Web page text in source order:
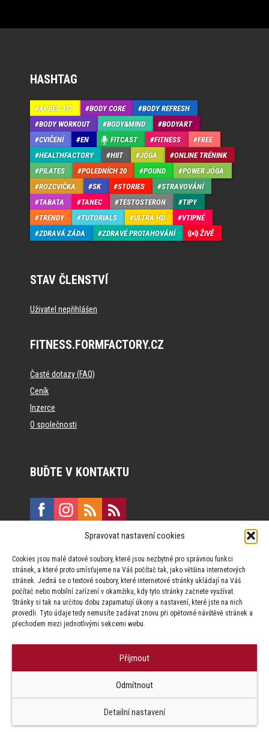
Spravovat nastavení cookies
Cookies jsou malé datové soubory, které jsou nezbytné pro správnou funkci
stránek, a které proto umísťujeme na Váš počítač tak, jako většina internetových
stránek. Jedná se o textové soubory, které internetové stránky ukládají na Váš
počítač nebo mobilní zařízení v okamžiku, kdy tyto stránky začnete využívat.
Stránky si tak na určitou dobu zapamatují úkony a nastavení, které jste na nich
provedli. Tyto údaje tedy nemusíte zadávat znovu při opětovné návštěvě stránek a
přechodem mezi jednotlivými sekcemi webu.
Příjmout
Odmítnout
Detailní nastavení
HASHTAG
APRÉS-FIT BODY CORE
BODY REFRESH
BODY WORKOUT
BODY&MIND
BODYART
CVIČENÍ
EN FITCAST FITNESS
FREE
HEALTHFACTORY
HIIT JÓGA
ONLINE TRÉNINK
PILATES
POLEDNÍCH 20 POUND
POWER JÓGA
ROZCVIČKA
SK STORIES
STRAVOVÁNÍ
TABATA
TANEC TESTOSTERON
TIPY
TRENDY
TUTORIALS ULTRA HD
VTIPNÉ
ZDRAVÁ ZÁDA
ZDRAVÉ PROTAHOVÁNÍ ŽIVĚ
STAV ČLENSTVÍ
Uživatel nepřihlášen
FITNESS.FORMFACTORY.CZ
Časté dotazy (FAQ)
Ceník
Inzerce
O společnosti
BUĎTE V KONTAKTU
Vinohradská 190, 130 00 Praha 3
Za publikovaný obsah odpovídají jednotliví autoři.
Factory s.r.o. zapovězeno.